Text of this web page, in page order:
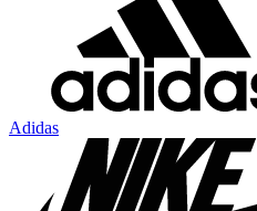
Adidas